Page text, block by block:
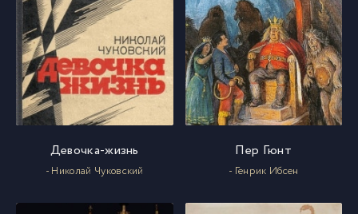
Девочка-жизнь
- Николай Чуковский
Пер Гюнт
- Генрик Ибсен